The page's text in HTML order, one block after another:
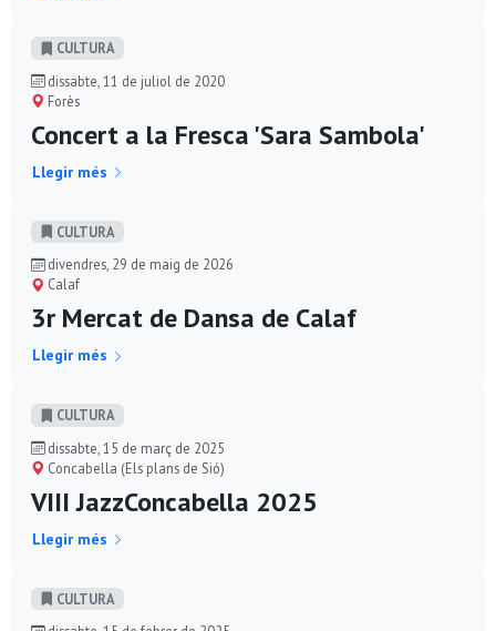
CULTURA
dissabte, 11 de juliol de 2020
Forès
Concert a la Fresca 'Sara Sambola'
Llegir més
CULTURA
divendres, 29 de maig de 2026
Calaf
3r Mercat de Dansa de Calaf
Llegir més
CULTURA
dissabte, 15 de març de 2025
Concabella (Els plans de Sió)
VIII JazzConcabella 2025
Llegir més
CULTURA